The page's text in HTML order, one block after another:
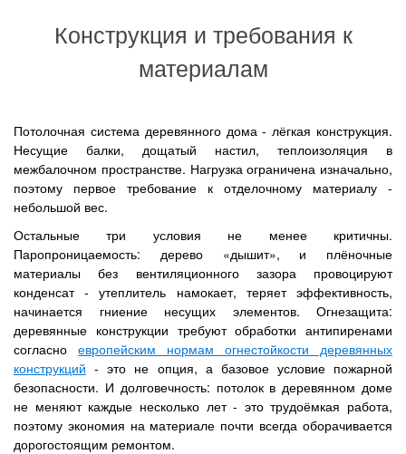
Конструкция и требования к
материалам
Потолочная система деревянного дома - лёгкая конструкция.
Несущие балки, дощатый настил, теплоизоляция в
межбалочном пространстве. Нагрузка ограничена изначально,
поэтому первое требование к отделочному материалу -
небольшой вес.
Остальные три условия не менее критичны.
Паропроницаемость: дерево «дышит», и плёночные
материалы без вентиляционного зазора провоцируют
конденсат - утеплитель намокает, теряет эффективность,
начинается гниение несущих элементов. Огнезащита:
деревянные конструкции требуют обработки антипиренами
согласно европейским нормам огнестойкости деревянных
конструкций - это не опция, а базовое условие пожарной
безопасности. И долговечность: потолок в деревянном доме
не меняют каждые несколько лет - это трудоёмкая работа,
поэтому экономия на материале почти всегда оборачивается
дорогостоящим ремонтом.